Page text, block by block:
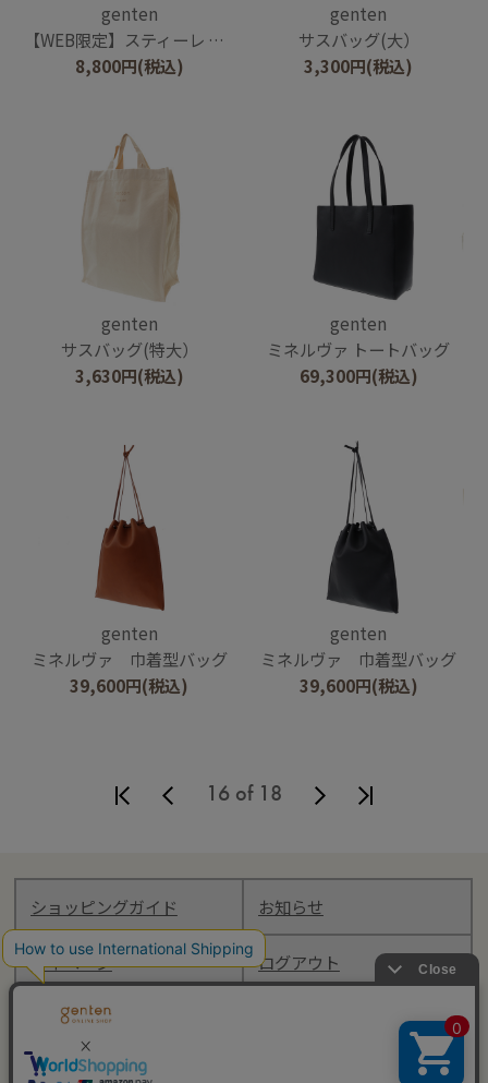
genten
【WEB限定】スティーレ メガネケース
8,800円(税込)
genten
サスバッグ(大）
3,300円(税込)
genten
サスバッグ(特大）
3,630円(税込)
genten
ミネルヴァ トートバッグ
69,300円(税込)
genten
ミネルヴァ 巾着型バッグ
39,600円(税込)
genten
ミネルヴァ 巾着型バッグ
39,600円(税込)
16 of 18
ショッピングガイド お知らせ
マイページ ログアウト